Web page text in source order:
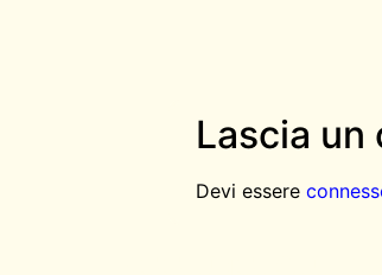
Lascia un
Devi essere